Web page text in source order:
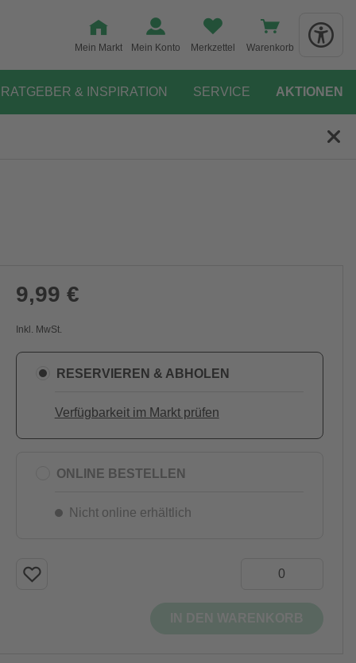
Mein Markt Mein Konto Merkzettel Warenkorb
RATGEBER & INSPIRATION SERVICE AKTIONEN
9,99 €
Inkl. MwSt.
RESERVIEREN & ABHOLEN
Verfügbarkeit im Markt prüfen
ONLINE BESTELLEN
Nicht online erhältlich